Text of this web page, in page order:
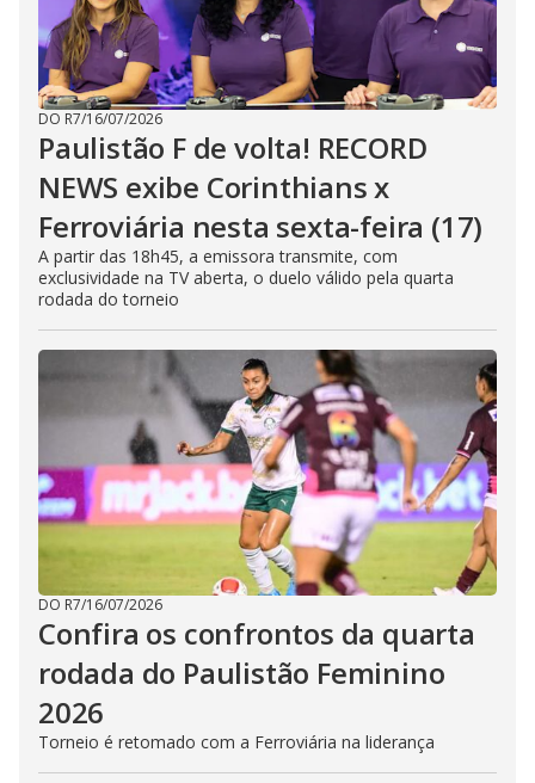
DO R7/16/07/2026
Paulistão F de volta! RECORD
NEWS exibe Corinthians x
Ferroviária nesta sexta-feira (17)
A partir das 18h45, a emissora transmite, com
exclusividade na TV aberta, o duelo válido pela quarta
rodada do torneio
DO R7/16/07/2026
Confira os confrontos da quarta
rodada do Paulistão Feminino
2026
Torneio é retomado com a Ferroviária na liderança